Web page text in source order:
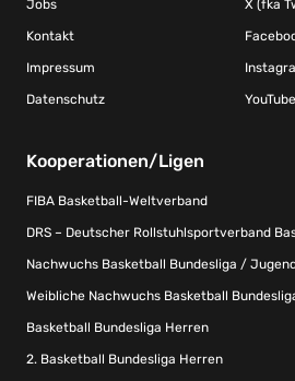
Jobs
Kontakt
Impressum
Datenschutz
X (fka
YouTube
Kooperationen/Ligen
FIBA Basketball-Weltverband
DRS – Deutscher Rollstuhlsportverband
Nachwuchs Basketball Bundesliga /
Weibliche Nachwuchs Basketball
Basketball Bundesliga Herren
2. Basketball Bundesliga Herren